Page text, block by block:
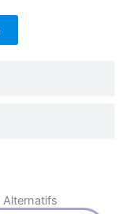
Alternatifs